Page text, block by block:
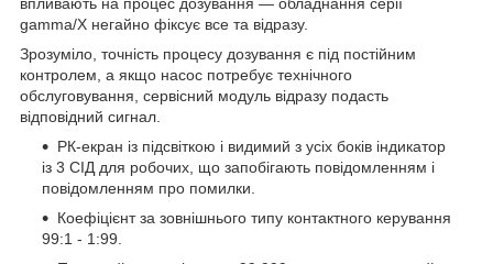
gamma/X негайно фіксує все та відразу.
Зрозуміло, точність процесу дозування є під постійним
контролем, а якщо насос потребує технічного
обслуговування, сервісний модуль відразу подасть
відповідний сигнал.
РК-екран із підсвіткою і видимий з усіх боків індикатор
із 3 СІД для робочих, що запобігають повідомленням і
повідомленням про помилки.
Коефіцієнт за зовнішнього типу контактного керування
99:1 - 1:99.